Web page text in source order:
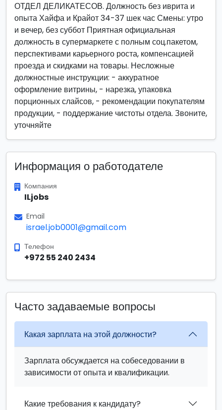
ОТДЕЛ ДЕЛИКАТЕСОВ. Должность без иврита и
опыта Хайфа и Крайот 34-37 шек час Смены: утро
и вечер, без суббот Приятная официальная
должность в супермаркете с полным соц.пакетом,
перспективами карьерного роста, компенсацией
проезда и скидками на товары. Несложные
должностные инструкции: - аккуратное
оформление витрины, - нарезка, упаковка
порционных слайсов, - рекомендации покупателям
продукции, - поддержание чистоты отдела. Звоните,
уточняйте
Информация о работодателе
Компания
ILjobs
Email
israel.job0001@gmail.com
Телефон
+972 55 240 2434
Часто задаваемые вопросы
Какая зарплата на этой должности?
Зарплата обсуждается на собеседовании в
зависимости от опыта и квалификации.
Какие требования к кандидату?